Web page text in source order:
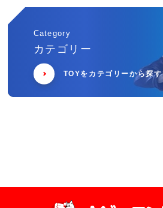
Category
カテゴリー
TOYをカテゴリーから探す